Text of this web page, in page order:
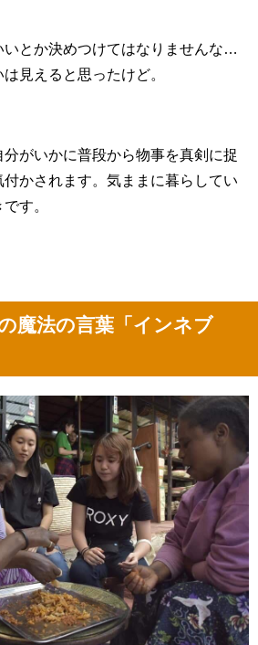
とか決めつけてはなりませんな…
見えると思ったけど。
分がいかに普段から物事を真剣に捉
付かされます。気ままに暮らしてい
す。
魔法の言葉「インネブ